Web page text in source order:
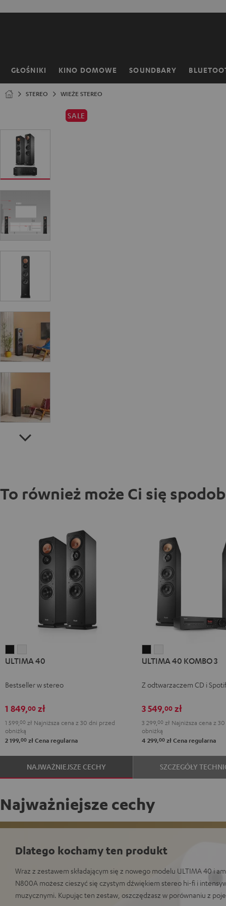
GŁOŚNIKI KINO DOMOWE SOUNDBARY
Strona
STEREO WIEŻE STEREO
SALE
To również może Ci się
40 40
ULTIMA 40
Bestseller w stereo
1 849,00 zł
1 599, 00 zł Najniższa cena z 30 dni przed
obniżką
2 199,00 zł Cena regularna
40
3
40
3
ULTIMA 40 KOMBO 3
Z odtwarzaczem CD i
3 549,00zł
3 299, 00zł Najniższa cena z
obniżką
4 299,00złCena regularna
NAJWAŻNIEJSZE CECHY SZCZEGÓŁY
Najważniejsze cechy
Dlatego kochamy ten produkt
Wraz z zestawem składającym się z nowego modelu ULTIMA 40 i
N800A możesz cieszyć się czystym dźwiękiem stereo hi-fi i
muzycznymi. Kupując ten zestaw, oszczędzasz w porównaniu z